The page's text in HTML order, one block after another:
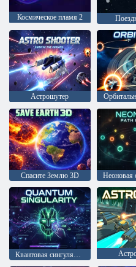
Космическое пламя 2
Астрошутер
Спасите Землю 3D